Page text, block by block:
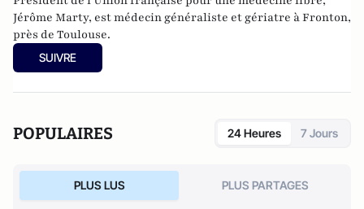
Jérôme Marty, est médecin généraliste et gériatre à Fronton,
près de Toulouse.
SUIVRE
POPULAIRES 24 Heures 7 Jours
PLUS LUS PLUS PARTAGES